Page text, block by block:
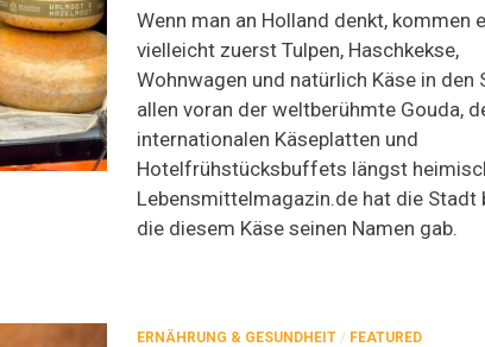
den
Wenn man an Holland denkt, kommen
vielleicht zuerst Tulpen, Haschkekse,
Wohnwagen und natürlich Käse in den
allen voran der weltberühmte Gouda,
internationalen Käseplatten und
Hotelfrühstücksbuffets längst
Lebensmittelmagazin.de hat die Stadt
die diesem Käse seinen Namen gab.
ERNÄHRUNG & GESUNDHEIT / FEATURED